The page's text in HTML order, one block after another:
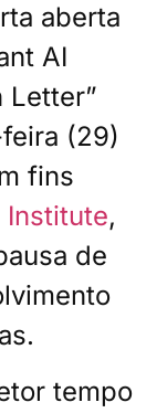
aberta
AI
Letter”
(29)
fins
Institute,
de
tempo